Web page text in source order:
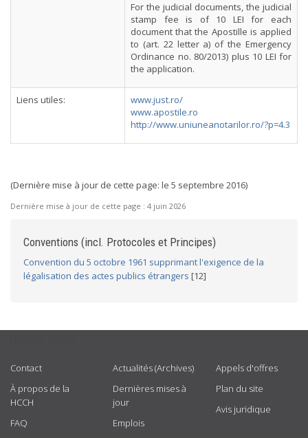
For the judicial documents, the judicial
stamp fee is of 10 LEI for each
document that the Apostille is applied
to (art. 22 letter a) of the Emergency
Ordinance no. 80/2013) plus 10 LEI for
the application.
Liens utiles:
www.just.ro/
www.apostile.ro
http://www.uniuneanotarilor.ro/?p=4.3
(Dernière mise à jour de cette page: le 5 septembre 2016)
Dernière mise à jour de cette page : 4 juin 2026
Conventions (incl. Protocoles et Principes)
Convention du 5 octobre 1961 supprimant l'exigence de la
légalisation des actes publics étrangers [12]
Contact
À propos de la
HCCH
FAQ
Actualités (Archives)
Dernières mises à
jour
Emplois
Appels d'offres
Plan du site
Avis juridique